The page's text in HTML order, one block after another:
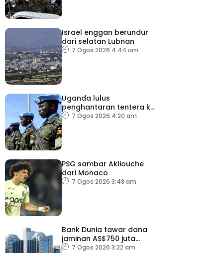
Israel enggan berundur
dari selatan Lubnan
7 Ogos 2026 4:44 am
Uganda lulus
penghantaran tentera ke
Gaza bawah pelan
7 Ogos 2026 4:20 am
PSG sambar Akliouche
dari Monaco
7 Ogos 2026 3:48 am
Bank Dunia tawar dana
jaminan AS$750 juta
kepada Indonesia bantu
7 Ogos 2026 3:22 am